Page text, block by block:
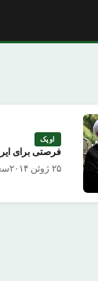
اوپک
فرصتی برای
۲۵ ژوئن ۲۰۱۴